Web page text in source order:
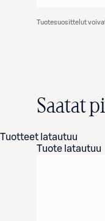
Tuotesuosittelut
Saatat
Tuotteet latautuu
Tuote latautuu